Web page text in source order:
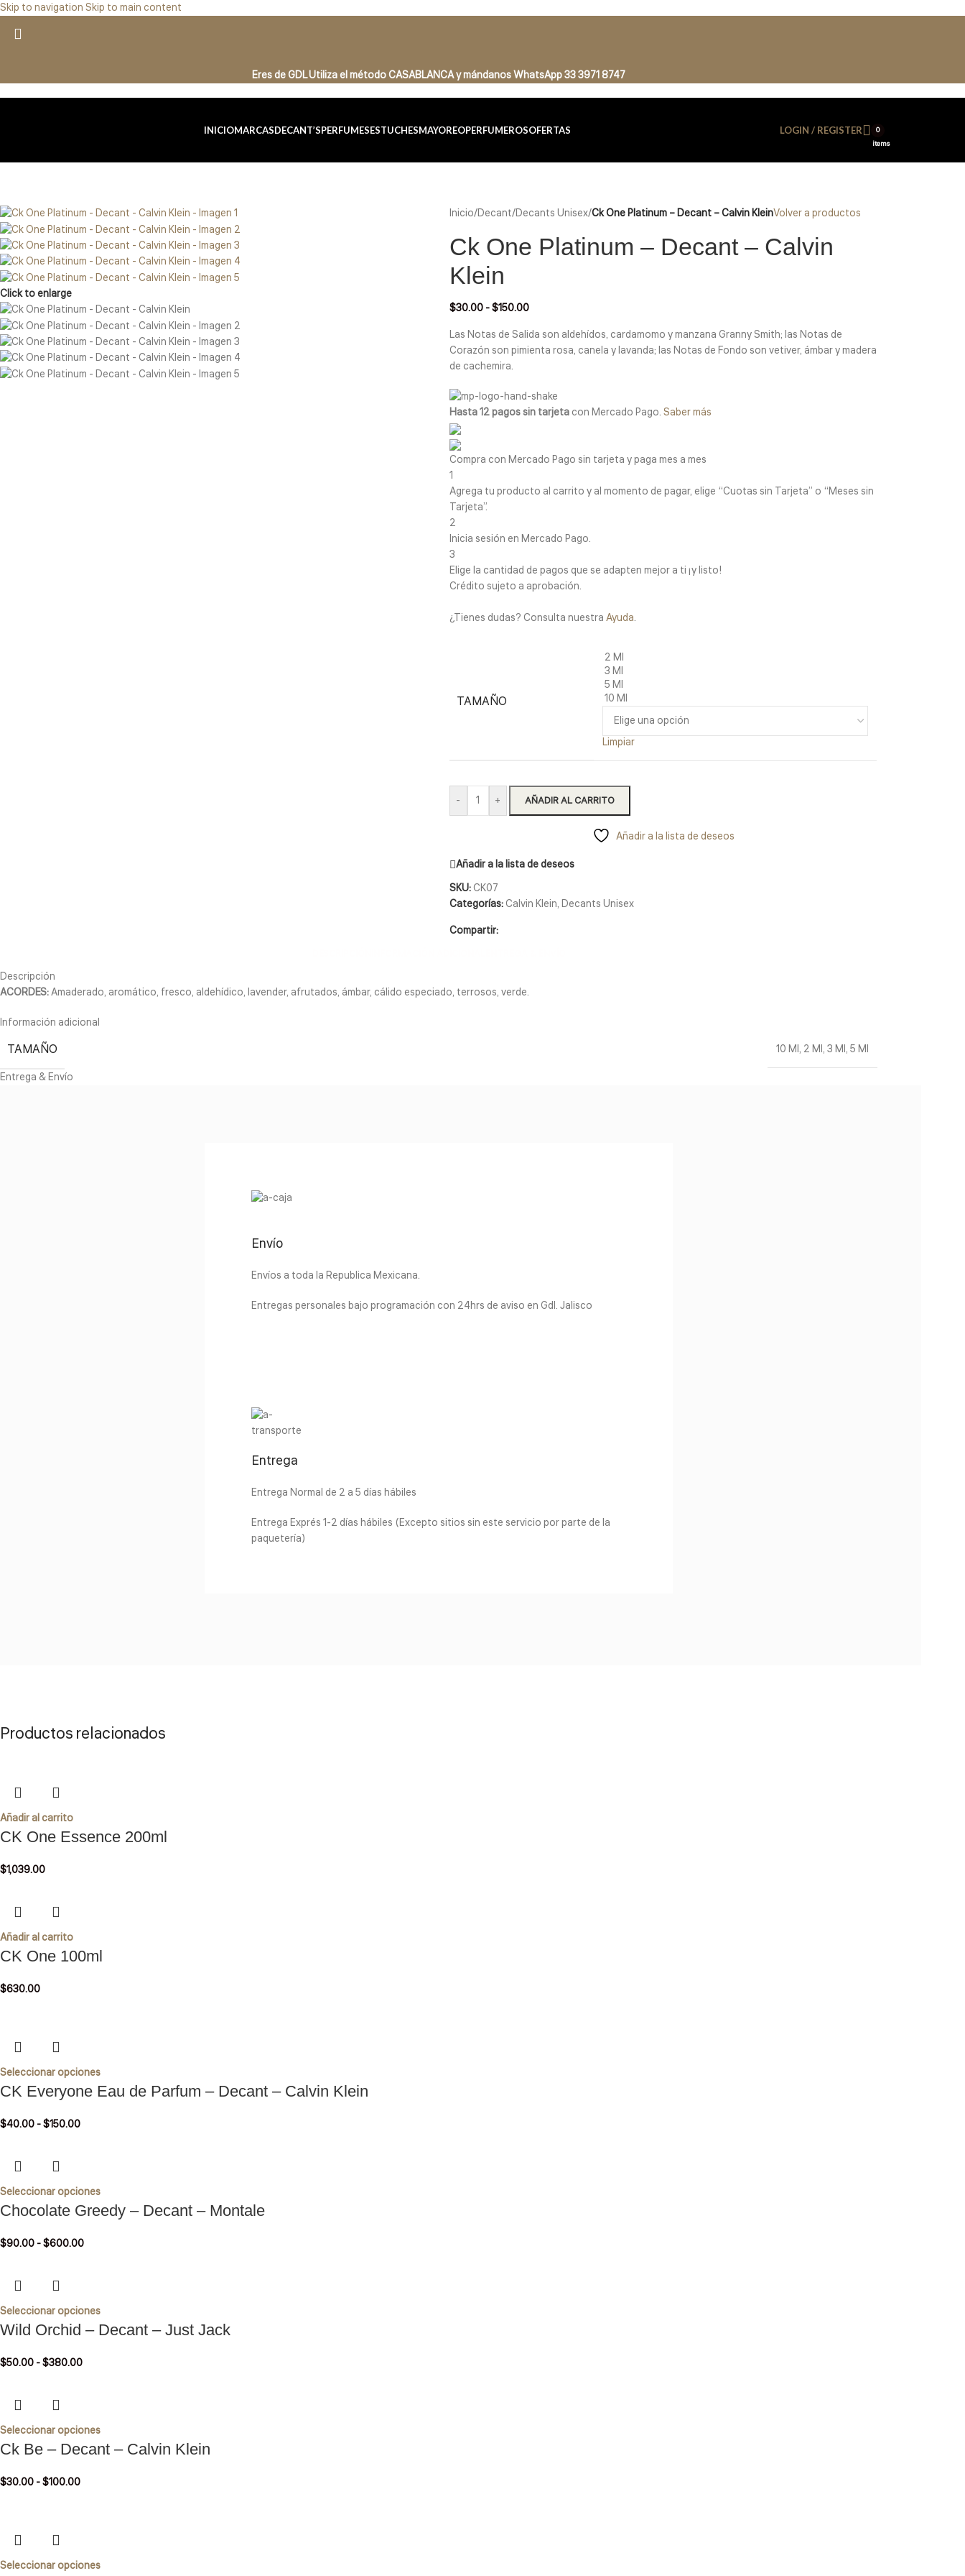
Skip to navigation Skip to main content
Eres de GDL Utiliza el método CASABLANCAymándanosWhatsApp 33 3971 8747
INICIOMARCASDECANT’SPERFUMESESTUCHESMAYOREOPERFUMEROSOFERTAS LOGIN / REGISTER
0
items
Click to enlarge
Inicio/Decant/Decants Unisex/Ck One Platinum – Decant – Calvin KleinVolver a productos
Ck One Platinum – Decant – Calvin
Klein
$30.00 -$150.00
Las Notas de Salida son aldehídos, cardamomo y manzana Granny Smith; las Notas de
Corazón son pimienta rosa, canela y lavanda; las Notas de Fondo son vetiver, ámbar y madera
de cachemira.
Hasta 12 pagos sin tarjetacon Mercado Pago. Saber más
Compra con Mercado Pago sin tarjeta y paga mes a mes
1
Agrega tu producto al carrito y al momento de pagar, elige “Cuotas sin Tarjeta” o “Meses sin
Tarjeta”.
2
Inicia sesión en Mercado Pago.
3
Elige la cantidad de pagos que se adapten mejor a ti ¡y listo!
Crédito sujeto a aprobación.
¿Tienes dudas? Consulta nuestra Ayuda.
TAMAÑO
2 Ml
3 Ml
5 Ml
10 Ml
Limpiar
- + AÑADIR AL CARRITO
Añadir a la lista de deseos
Añadir a la lista de deseos
SKU: CK07
Categorías: Calvin Klein, Decants Unisex
Compartir:
Descripción
ACORDES:Amaderado, aromático, fresco, aldehídico, lavender, afrutados, ámbar, cálido especiado, terrosos, verde.
Información adicional
TAMAÑO 10 Ml, 2 Ml, 3 Ml, 5 Ml
Entrega & Envío
Envío
Envíos a toda la Republica Mexicana.
Entregas personales bajo programación con 24hrs de aviso en Gdl. Jalisco
Entrega
Entrega Normal de 2 a 5 días hábiles
Entrega Exprés 1-2 días hábiles (Excepto sitios sin este servicio por parte de la
paquetería)
Productos relacionados
Añadir al carrito
CK One Essence 200ml
$1,039.00
Añadir al carrito
CK One 100ml
$630.00
Seleccionar opciones
CK Everyone Eau de Parfum – Decant – Calvin Klein
$40.00 -$150.00
Seleccionar opciones
Chocolate Greedy – Decant – Montale
$90.00 -$600.00
Seleccionar opciones
Wild Orchid – Decant – Just Jack
$50.00 -$380.00
Seleccionar opciones
Ck Be – Decant – Calvin Klein
$30.00 -$100.00
Seleccionar opciones